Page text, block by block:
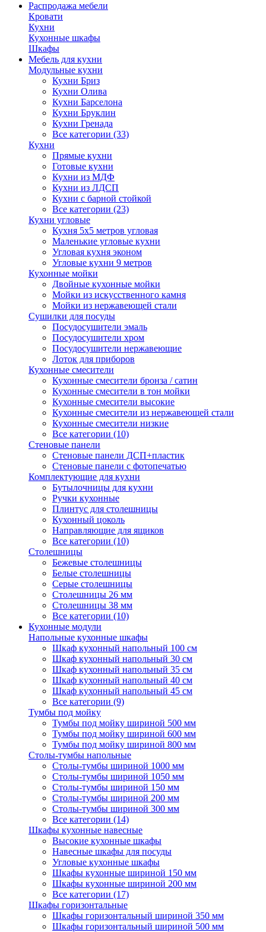
Распродажа мебели
Кровати
Кухни
Кухонные шкафы
Шкафы
Мебель для кухни
Модульные кухни
Кухни Бриз
Кухни Олива
Кухни Барселона
Кухни Бруклин
Кухни Гренада
Все категории (33)
Кухни
Прямые кухни
Готовые кухни
Кухни из МДФ
Кухни из ЛДСП
Кухни с барной стойкой
Все категории (23)
Кухни угловые
Кухня 5х5 метров угловая
Маленькие угловые кухни
Угловая кухня эконом
Угловые кухни 9 метров
Кухонные мойки
Двойные кухонные мойки
Мойки из искусственного камня
Мойки из нержавеющей стали
Сушилки для посуды
Посудосушители эмаль
Посудосушители хром
Посудосушители нержавеющие
Лоток для приборов
Кухонные смесители
Кухонные смесители бронза / сатин
Кухонные смесители в тон мойки
Кухонные смесители высокие
Кухонные смесители из нержавеющей стали
Кухонные смесители низкие
Все категории (10)
Стеновые панели
Стеновые панели ДСП+пластик
Стеновые панели с фотопечатью
Комплектующие для кухни
Бутылочницы для кухни
Ручки кухонные
Плинтус для столешницы
Кухонный цоколь
Направляющие для ящиков
Все категории (10)
Столешницы
Бежевые столешницы
Белые столешницы
Серые столешницы
Столешницы 26 мм
Столешницы 38 мм
Все категории (10)
Кухонные модули
Напольные кухонные шкафы
Шкаф кухонный напольный 100 см
Шкаф кухонный напольный 30 см
Шкаф кухонный напольный 35 см
Шкаф кухонный напольный 40 см
Шкаф кухонный напольный 45 см
Все категории (9)
Тумбы под мойку
Тумбы под мойку шириной 500 мм
Тумбы под мойку шириной 600 мм
Тумбы под мойку шириной 800 мм
Столы-тумбы напольные
Столы-тумбы шириной 1000 мм
Столы-тумбы шириной 1050 мм
Столы-тумбы шириной 150 мм
Столы-тумбы шириной 200 мм
Столы-тумбы шириной 300 мм
Все категории (14)
Шкафы кухонные навесные
Высокие кухонные шкафы
Навесные шкафы для посуды
Угловые кухонные шкафы
Шкафы кухонные шириной 150 мм
Шкафы кухонные шириной 200 мм
Все категории (17)
Шкафы горизонтальные
Шкафы горизонтальный шириной 350 мм
Шкафы горизонтальный шириной 500 мм